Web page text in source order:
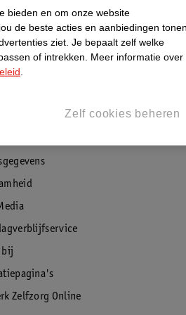
Kruidvat
bij
Zelfzorg Online
bieden en om onze website
de beste acties en aanbiedingen tonen
ziet. Je bepaalt zelf welke
of intrekken.
Meer informatie over
Zelf cookies beheren